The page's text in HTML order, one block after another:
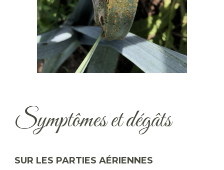
Symptômes et dégâts
SUR LES PARTIES AÉRIENNES